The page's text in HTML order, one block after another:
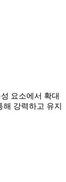
요소에서 확대
강력하고 유지